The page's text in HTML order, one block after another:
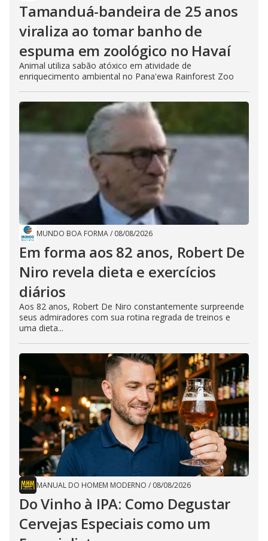
Tamanduá-bandeira de 25 anos
viraliza ao tomar banho de
espuma em zoológico no Havaí
Animal utiliza sabão atóxico em atividade de
enriquecimento ambiental no Pana'ewa Rainforest Zoo
MUNDO BOA FORMA/ 08/08/2026
Em forma aos 82 anos, Robert De
Niro revela dieta e exercícios
diários
Aos 82 anos, Robert De Niro constantemente surpreende
seus admiradores com sua rotina regrada de treinos e
uma dieta...
MANUAL DO HOMEM MODERNO / 08/08/2026
Do Vinho à IPA: Como Degustar
Cervejas Especiais como um